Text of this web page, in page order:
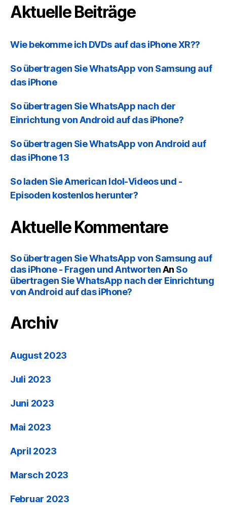
Aktuelle Beiträge
Wie bekomme ich DVDs auf das iPhone XR??
So übertragen Sie WhatsApp von Samsung auf
das iPhone
So übertragen Sie WhatsApp nach der
Einrichtung von Android auf das iPhone?
So übertragen Sie WhatsApp von Android auf
das iPhone 13
So laden Sie American Idol-Videos und -
Episoden kostenlos herunter?
Aktuelle Kommentare
So übertragen Sie WhatsApp von Samsung auf
das iPhone - Fragen und AntwortenAn So
übertragen Sie WhatsApp nach der Einrichtung
von Android auf das iPhone?
Archiv
August 2023
Juli 2023
Juni 2023
Mai 2023
April 2023
Marsch 2023
Februar 2023